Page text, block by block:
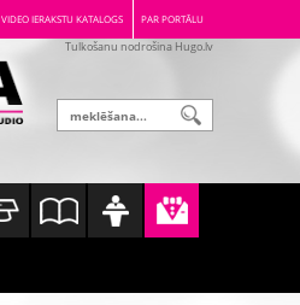
VIDEO IERAKSTU KATALOGS PAR PORTĀLU
Tulkošanu nodrošina Hugo.lv